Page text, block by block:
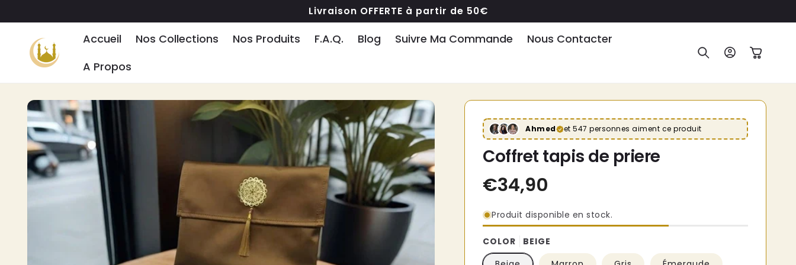
Livraison OFFERTE à partir de 50€
Accueil Nos Collections Nos Produits F.A.Q. Blog Suivre Ma Commande
Nous Contacter
A Propos
ConnexionPanier
PASSER AUX
INFORMATIONS
PRODUITS
Ahmed et 547 personnes aiment ce produit
Coffret tapis de priere
Produit disponible en stock.
COLOR
BEIGE